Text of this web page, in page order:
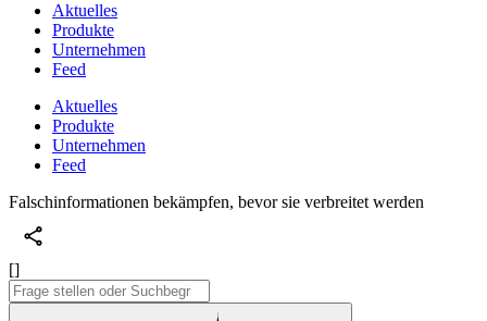
Aktuelles
Produkte
Unternehmen
Feed
Aktuelles
Produkte
Unternehmen
Feed
Falschinformationen bekämpfen, bevor sie verbreitet werden
[]